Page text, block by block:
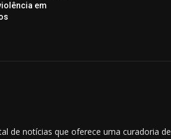
em
de notícias que oferece uma curadoria de